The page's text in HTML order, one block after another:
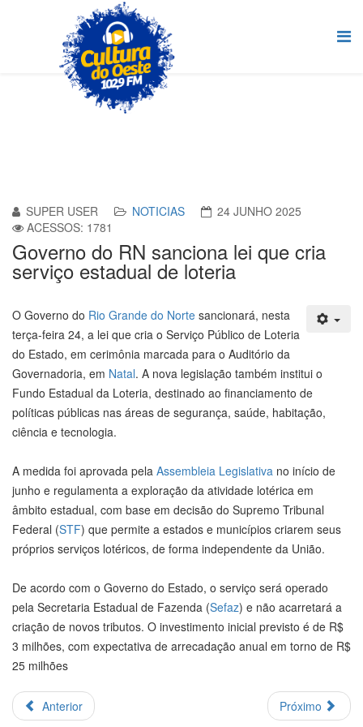
SUPER USER NOTICIAS
24 JUNHO 2025
ACESSOS: 1781
Governo do RN sanciona lei que cria
serviço estadual de loteria
O Governo do Rio Grande do Norte sancionará, nesta
terça-feira 24, a lei que cria o Serviço Público de Loteria
do Estado, em cerimônia marcada para o Auditório da
Governadoria, em Natal. A nova legislação também institui o
Fundo Estadual da Loteria, destinado ao financiamento de
políticas públicas nas áreas de segurança, saúde, habitação,
ciência e tecnologia.
A medida foi aprovada pela Assembleia Legislativa no início de
junho e regulamenta a exploração da atividade lotérica em
âmbito estadual, com base em decisão do Supremo Tribunal
Federal (STF) que permite a estados e municípios criarem seus
próprios serviços lotéricos, de forma independente da União.
De acordo com o Governo do Estado, o serviço será operado
pela Secretaria Estadual de Fazenda (Sefaz) e não acarretará a
criação de novos tributos. O investimento inicial previsto é de R$
3 milhões, com expectativa de arrecadação anual em torno de R$
25 milhões
Anterior Próximo